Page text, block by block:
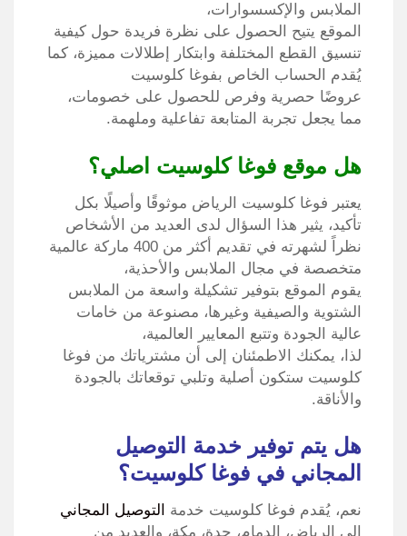
الملابس والإكسسوارات،
الموقع يتيح الحصول على نظرة فريدة حول كيفية
تنسيق القطع المختلفة وابتكار إطلالات مميزة، كما
يُقدم الحساب الخاص بفوغا كلوسيت
عروضًا حصرية وفرص للحصول على خصومات،
مما يجعل تجربة المتابعة تفاعلية وملهمة.
هل موقع فوغا كلوسيت اصلي؟
يعتبر فوغا كلوسيت الرياض موثوقًا وأصيلًا بكل
تأكيد، يثير هذا السؤال لدى العديد من الأشخاص
نظراً لشهرته في تقديم أكثر من 400 ماركة عالمية
متخصصة في مجال الملابس والأحذية،
يقوم الموقع بتوفير تشكيلة واسعة من الملابس
الشتوية والصيفية وغيرها، مصنوعة من خامات
عالية الجودة وتتبع المعايير العالمية،
لذا، يمكنك الاطمئنان إلى أن مشترياتك من فوغا
كلوسيت ستكون أصلية وتلبي توقعاتك بالجودة
والأناقة.
هل يتم توفير خدمة التوصيل
المجاني في فوغا كلوسيت؟
نعم، يُقدم فوغا كلوسيت خدمة
التوصيل المجاني
إلى الرياض، الدمام، جدة، مكة، والعديد من